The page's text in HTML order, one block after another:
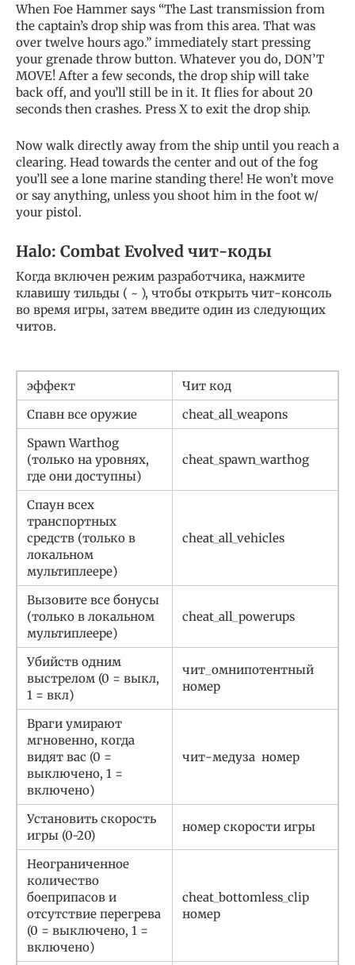
When Foe Hammer says “The Last transmission from
the captain’s drop ship was from this area. That was
over twelve hours ago.” immediately start pressing
your grenade throw button. Whatever you do, DON’T
MOVE! After a few seconds, the drop ship will take
back off, and you’ll still be in it. It flies for about 20
seconds then crashes. Press X to exit the drop ship.
Now walk directly away from the ship until you reach a
clearing. Head towards the center and out of the fog
you’ll see a lone marine standing there! He won’t move
or say anything, unless you shoot him in the foot w/
your pistol.
Halo: Combat Evolved чит-коды
Когда включен режим разработчика, нажмите
клавишу тильды ( ~ ), чтобы открыть чит-консоль
во время игры, затем введите один из следующих
читов.
эффект
Чит код
Спавн все оружие
cheat_all_weapons
Spawn Warthog
(только на уровнях,
где они доступны)
cheat_spawn_warthog
Спаун всех
транспортных
средств (только в
локальном
мультиплеере)
cheat_all_vehicles
Вызовите все бонусы
(только в локальном
мультиплеере)
cheat_all_powerups
Убийств одним
выстрелом (0 = выкл,
1 = вкл)
чит_омнипотентный
номер
Враги умирают
мгновенно, когда
видят вас (0 =
выключено, 1 =
включено)
чит-медуза номер
Установить скорость
игры (0-20)
номер скорости игры
Неограниченное
количество
боеприпасов и
отсутствие перегрева
(0 = выключено, 1 =
включено)
cheat_bottomless_clip
номер